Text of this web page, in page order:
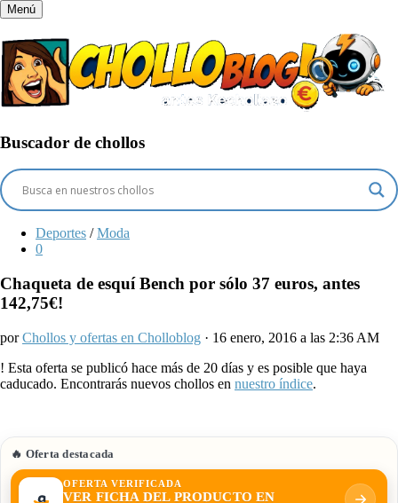
Menú
Buscador de chollos
Deportes / Moda
0
Chaqueta de esquí Bench por sólo 37 euros, antes
142,75€!
porChollos y ofertas en Cholloblog · 16 enero, 2016 a las 2:36 AM
! Esta oferta se publicó hace más de 20 días y es posible que haya
caducado. Encontrarás nuevos chollos en nuestro índice.
🔥 Oferta destacada
OFERTA VERIFICADA
VER FICHA DEL PRODUCTO EN